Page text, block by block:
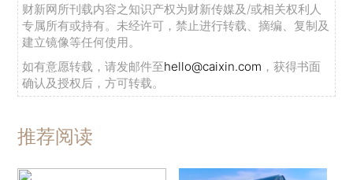
财新网所刊载内容之知识产权为财新传媒及/或相关权利人
专属所有或持有。未经许可，禁止进行转载、摘编、复制及
建立镜像等任何使用。
如有意愿转载，请发邮件至hello@caixin.com ，获得书面
确认及授权后，方可转载。
推荐阅读